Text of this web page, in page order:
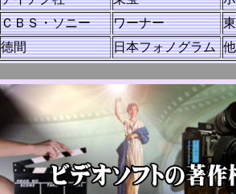
ＣＢＳ・ソニー
ワーナー
徳間
日本フォノグラム